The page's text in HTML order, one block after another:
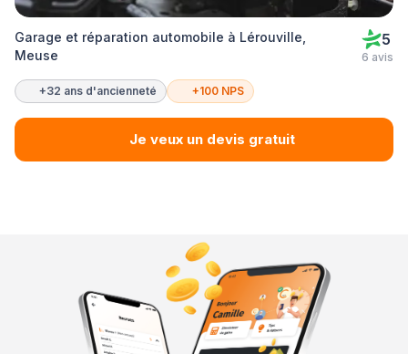
Garage et réparation automobile à Lérouville,
Meuse
5
6 avis
+32 ans d'ancienneté +100 NPS
Je veux un devis gratuit